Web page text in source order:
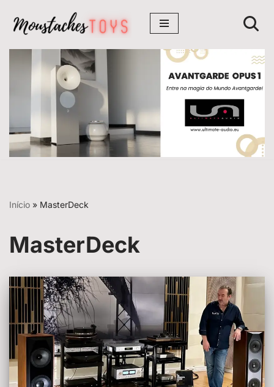
Avançar
para
conteúdo
Início » MasterDeck
MasterDeck